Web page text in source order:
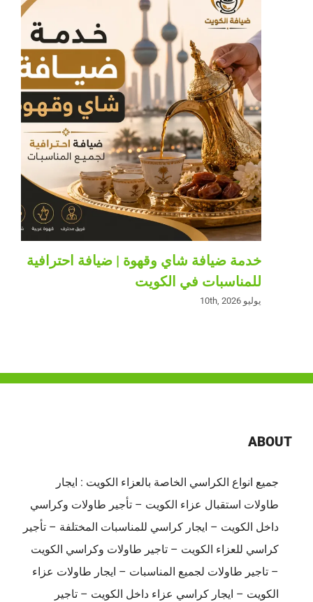
خدمة ضيافة شاي وقهوة | ضيافة احترافية
للمناسبات في الكويت
يوليو 10th, 2026
ABOUT
جميع انواع الكراسي الخاصة بالعزاء الكويت : ايجار
طاولات استقبال عزاء الكويت – تأجير طاولات وكراسي
داخل الكويت – ايجار كراسي للمناسبات المختلفة – تأجير
كراسي للعزاء الكويت – تاجير طاولات وكراسي الكويت
– تاجير طاولات لجميع المناسبات – ايجار طاولات عزاء
الكويت – ايجار كراسي عزاء داخل الكويت – تاجير